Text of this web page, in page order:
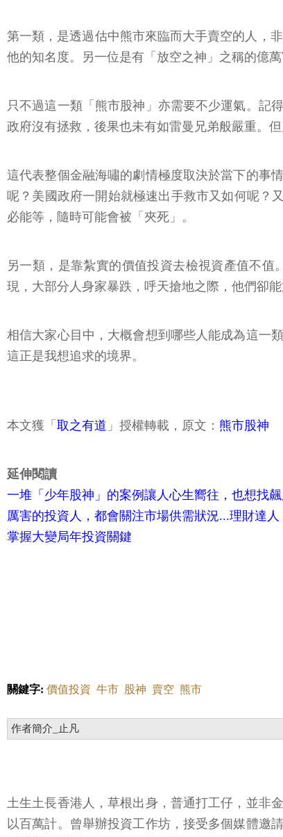
第一類，是透過估中熊市來臨而大手賣空的人，
他的知名度。另一位是有「放空之神」之稱的億
只不過這一類「熊市股神」亦需要不少運氣。記
政府沒有拯救，後果也未有如雷曼兄弟般嚴重。
這代表整個金融海嘯的劇情極度取決於當下的事
呢？美國政府一開始就極速出手救市又如何呢？
必能等，隨時可能會被「夾死」。
另一類，是靠紮實的價值投資去檢視資產值不
現，大部分人身家暴跌，呼天搶地之際，他們卻能
相信大家心目中，大概會想到哪些人能成為這一
這正是我想追求的境界。
本文獲「 取之有道 」授權轉載，原文： 熊市股神
延伸閱讀
一堆「少年股神」的案例讓人心生嚮往，也想找
厲害的投資人，都會關注市場供需狀況...理財達
掌握大變局年投資關鍵
關鍵字: 價值投資 牛市 股神 賣空 熊市
作者簡介_止凡
土生土長香港人，草根出身，普通打工仔，並非
以百萬計。曾舉辦投資工作坊，接受多個媒體邀